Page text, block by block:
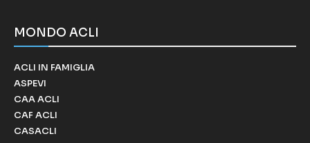
MONDO ACLI
ACLI IN FAMIGLIA
ASPEVI
CAA ACLI
CAF ACLI
CASACLI